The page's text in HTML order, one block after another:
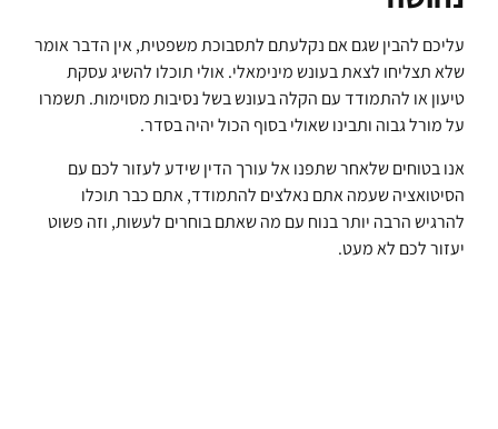
עליכם להבין שגם אם נקלעתם לתסבוכת משפטית, אין הדבר אומר
שלא תצליחו לצאת בעונש מינימאלי. אולי תוכלו להשיג עסקת
טיעון או להתמודד עם הקלה בעונש בשל נסיבות מסוימות. תשמרו
על מורל גבוה ותבינו שאולי בסוף הכול יהיה בסדר.
אנו בטוחים שלאחר שתפנו אל עורך הדין שידע לעזור לכם עם
הסיטואציה שעמה אתם נאלצים להתמודד, אתם כבר תוכלו
להרגיש הרבה יותר בנוח עם מה שאתם בוחרים לעשות, וזה פשוט
יעזור לכם לא מעט.